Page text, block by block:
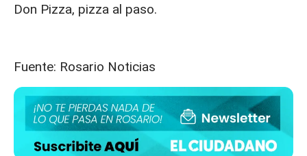
Don Pizza, pizza al paso.
Fuente: Rosario Noticias